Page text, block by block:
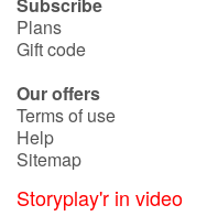
Subscribe
Plans
Gift code
Our offers
Terms of use
Help
Sitemap
Storyplay'r in video